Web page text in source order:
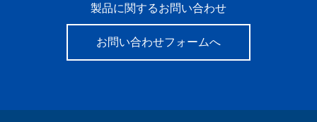
製品に関するお問い合わせ
お問い合わせフォームへ